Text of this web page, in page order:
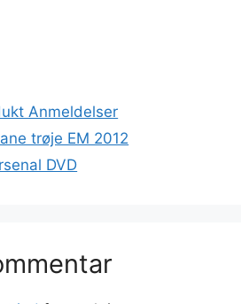
Anmeldelser
trøje EM 2012
DVD